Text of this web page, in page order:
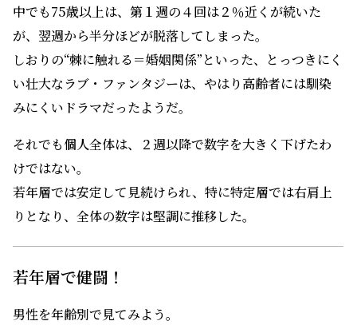
中でも75歳以上は、第１週の４回は２％近くが続いた
が、翌週から半分ほどが脱落してしまった。
しおりの“棘に触れる＝婚姻関係”といった、とっつきにく
い壮大なラブ・ファンタジーは、やはり高齢者には馴染
みにくいドラマだったようだ。
それでも個人全体は、２週以降で数字を大きく下げたわ
けではない。
若年層では安定して見続けられ、特に特定層では右肩上
りとなり、全体の数字は堅調に推移した。
若年層で健闘！
男性を年齢別で見てみよう。